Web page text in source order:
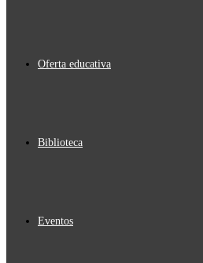
Oferta educativa
Biblioteca
Eventos